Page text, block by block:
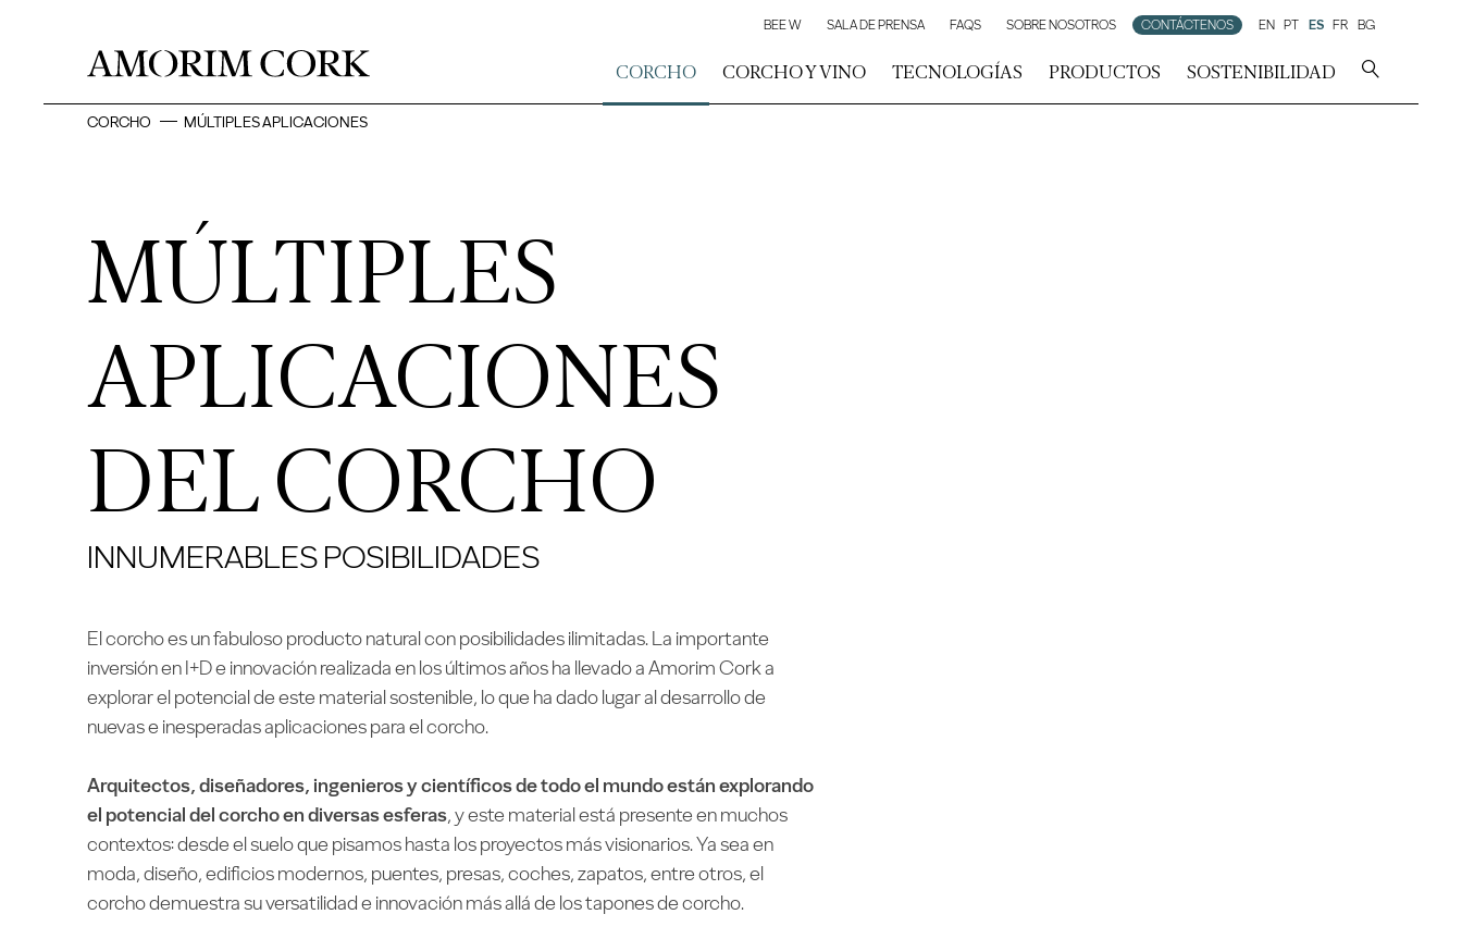
CORCHO CORCHO Y VINO TECNOLOGÍAS PRODUCTOS SOSTENIBILIDAD
BEE W SALA DE PRENSA FAQS SOBRE NOSOTROS CONTÁCTENOS EN PT ES FR BG
CORCHO MÚLTIPLES APLICACIONES
MÚLTIPLES
APLICACIONES
DEL CORCHO
INNUMERABLES POSIBILIDADES
Elcorchoes un fabuloso producto natural con posibilidades ilimitadas. La importante
inversión en I+D e innovación realizada en los últimos años ha llevado aAmorim Corka
explorar el potencial de este material sostenible, lo que ha dado lugar al desarrollo de
nuevas e inesperadas aplicaciones para el corcho.
Arquitectos, diseñadores, ingenieros y científicos de todo el mundoestán explorando
el potencial del corcho en diversas esferas, y este material está presente en muchos
contextos: desde el suelo que pisamos hasta los proyectos más visionarios. Ya sea en
moda,diseño,edificios modernos, puentes, presas, coches, zapatos, entre otros, el
corcho demuestra su versatilidad e innovación más allá de los tapones de corcho.